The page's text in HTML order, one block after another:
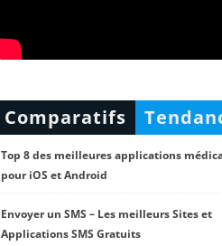
Comparatifs
Top 8 des meilleures applications
pour iOS et Android
Envoyer un SMS – Les meilleurs Sites et
Applications SMS Gratuits